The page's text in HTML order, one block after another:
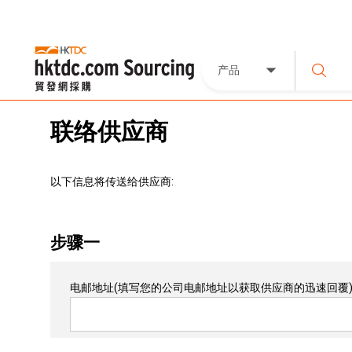
产品
联络供应商
以下信息将传送给供应商:
步骤一
电邮地址(填写您的公司电邮地址以获取供应商的迅速回覆)